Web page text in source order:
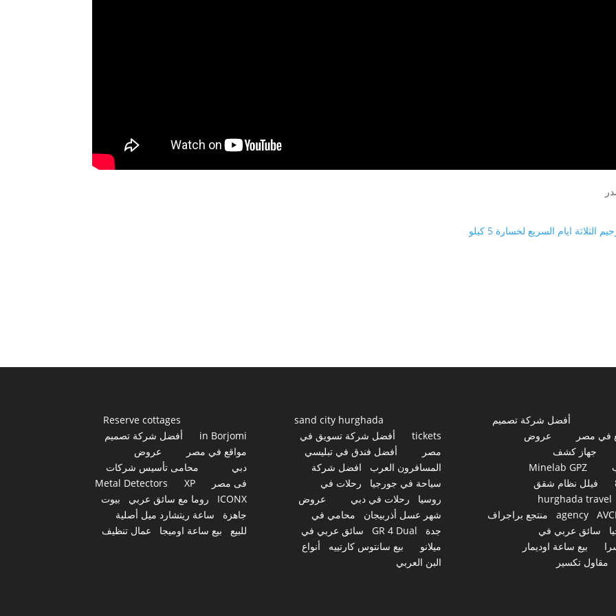
الثلاثة ايام السريع لخسارة 5 كيلو
Reserve cottages
in Borjomi
أفضل شركة تصميم
مواقع في مصر
عروض
دبي
محامى تأسيس شركات
فى مصر
Metal Detectors
XP
ICONX
روما مع سائق عربي
بيوت
جاهزة
ساعة ريتشارد ميل أصلية
للبيع
بيع ساعة اوميجا عمال تنظيف
sand city hurghada
tickets
أفضل شركة تسويق في
مصر
أفضل فندق في تبليسي
المسافرون العرب
افضل شركة
سياحة في جورجيا
رحلات في
روسيا
رحلات في دبي
عروض
شهر عسل أذربيجان
محامي في
جدة
GR 4 Dual
سائق عربي في
ميلانو
بيع سانتوس كارتييه
أنواع
البن العربي
أفضل شركة تصميم
في مصر
عروض
جهاز كشف
Minelab GPZ
فيلل نظام شقق
hurghada travel
agency
منتجع براجراف
سائق عربي في
بيع ساعة اوديمار
مقاول تكسير